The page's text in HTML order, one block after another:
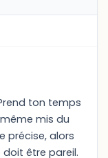
ton temps
mis du
précise, alors
être pareil.